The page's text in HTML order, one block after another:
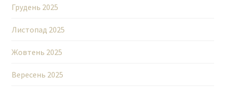
Грудень 2025
Листопад 2025
Жовтень 2025
Вересень 2025